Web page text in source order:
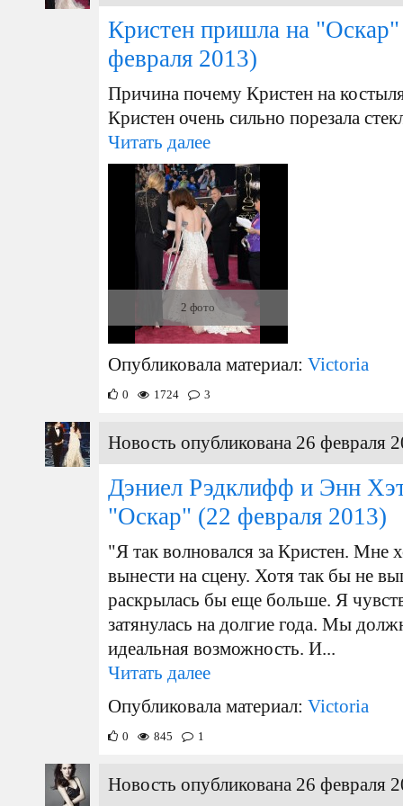
Кристен пришла на
февраля 2013)
Причина почему Кристен на
Кристен очень сильно порезала
Читать далее
2 фото
Опубликовала материал: Victoria
0 1724 3
Новость опубликована 26 февраля
Дэниел Рэдклифф и Энн
"Оскар" (22 февраля 2013)
"Я так волновался за Кристен. Мне
вынести на сцену. Хотя так бы не
раскрылась бы еще больше. Я
затянулась на долгие года. Мы
идеальная возможность. И...
Читать далее
Опубликовала материал: Victoria
0 845 1
Новость опубликована 26 февраля